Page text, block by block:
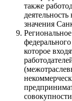
также
значения
которое